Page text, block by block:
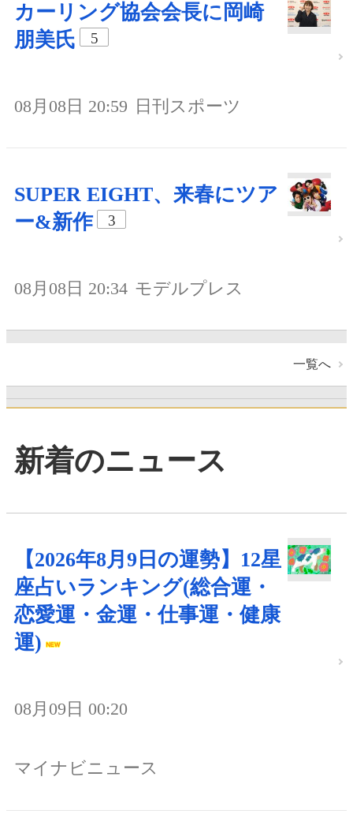
カーリング協会会長に岡崎
朋美氏
5
08月08日 20:59 日刊スポーツ
SUPER EIGHT、来春にツア
ー&新作
3
08月08日 20:34 モデルプレス
一覧へ
新着のニュース
【2026年8月9日の運勢】12星
座占いランキング(総合運・
恋愛運・金運・仕事運・健康
運)
08月09日 00:20
マイナビニュース